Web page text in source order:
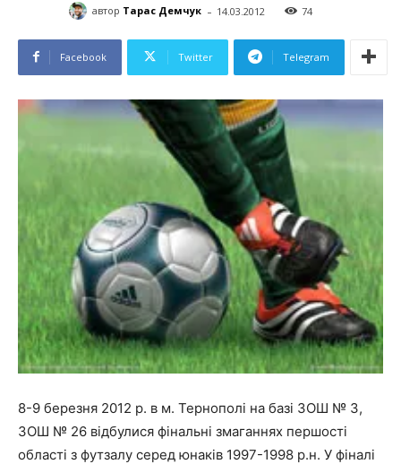
автор Тарас Демчук - 14.03.2012 74
Facebook Twitter Telegram
8-9 березня 2012 р. в м. Тернополі на базі ЗОШ № 3,
ЗОШ № 26 відбулися фінальні змаганнях першості
області з футзалу серед юнаків 1997-1998 р.н. У фіналі